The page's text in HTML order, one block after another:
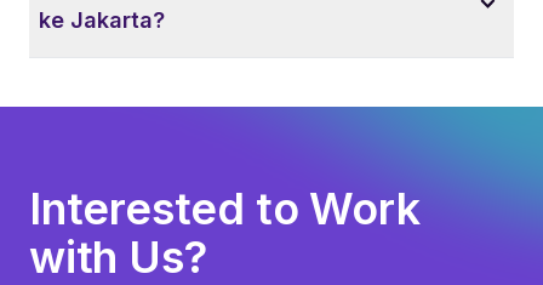
ke Jakarta?
Interested to Work
with Us?